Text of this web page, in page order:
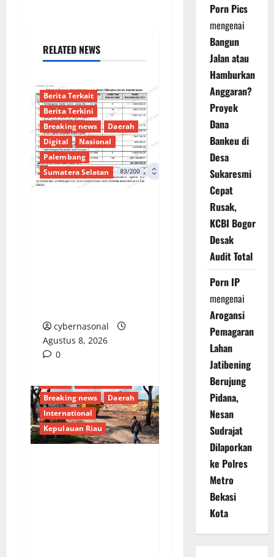
RELATED NEWS
Berita Terkait
Berita Terkini
Breaking news
Daerah
Digital
Nasional
Palembang
Sumatera Selatan
cybernasonal
Agustus 8, 2026
0
Breaking news
Daerah
International
Kepulauan Riau
Porn Pics
mengenai
Bangun
Jalan atau
Hamburkan
Anggaran?
Proyek
Dana
Bankeu di
Desa
Sukaresmi
Cepat
Rusak,
KCBI Bogor
Desak
Audit Total
Porn IP
mengenai
Arogansi
Pemagaran
Lahan
Jatibening
Berujung
Pidana,
Nesan
Sudrajat
Dilaporkan
ke Polres
Metro
Bekasi
Kota